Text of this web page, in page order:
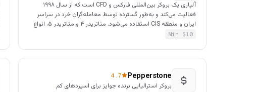
آلپاری یک بروکر بین‌المللی فارکس و CFD است که از سال ۱۹۹۸
فعالیت می‌کند و به‌طور گسترده توسط معامله‌گران خرد در سراسر
ایران و منطقه CIS استفاده می‌شود. متاتریدر ۴ و متاتریدر ۵، انواع
Min $10
Pepperstone
4.7
بروکر استرالیایی برنده جوایز برای اسپردهای کم